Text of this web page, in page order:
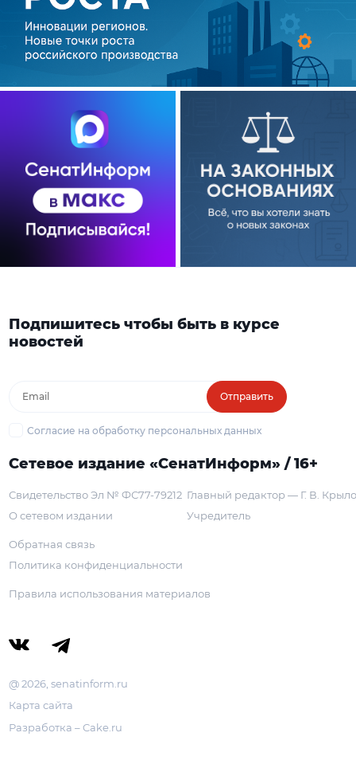
Подпишитесь чтобы быть в курсе
новостей
Отправить
Согласие на обработку персональных данных
Сетевое издание «СенатИнформ» / 16+
Свидетельство Эл № ФС77-79212
О сетевом издании
Главный редактор — Г. В.
Учредитель
Обратная связь
Политика конфиденциальности
Правила использования материалов
@ 2026, senatinform.ru
Карта сайта
Разработка – Cake.ru